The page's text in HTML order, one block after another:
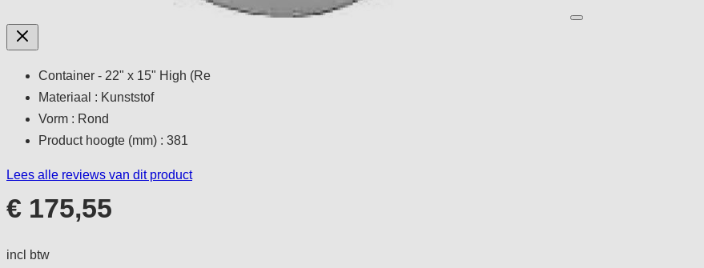
Container - 22" x 15" High (Re
Materiaal : Kunststof
Vorm : Rond
Product hoogte (mm) : 381
Lees alle reviews van dit product
€ 175,55
incl btw